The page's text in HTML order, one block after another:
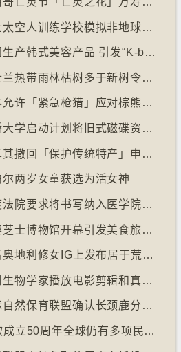
【十万八千里】瑞士太空人训练学校模拟非地球生活
【十万八千里】各国生产韩式美容产品 引发“K-beauty”定义讨论
【十万八千里】昆士兰热带雨林枯树多于新树令二氧化碳释出量多于吸收量
【十万八千里】日本允许「紧急枪猎」应对棕熊袭击人类事件急增
【十万八千里】剑桥大学启动计划将旧式磁碟资料存档
【十万八千里】土耳其撒回「保护传统特产」申请德国烤肉多样性获保护
尔两岁女童获选为活女神
【十万八千里】印度法院要求将书写纳入医学院课程
【十万八千里】巴黎芝士博物馆开幕引发美食旅游热潮
【十万八千里】三名奥地利修女IG上发布居于荒废修道院情况结果广受欢迎
【十万八千里】加州生物学家播放电影剪辑和真人声音驱狼
【十万八千里】国际自然保育联盟确认长颈鹿分四个品种有助制订保育方案
【十万八千里】⁠微软成立50周年全球仍有多项民生系统沿用旧视窗系统